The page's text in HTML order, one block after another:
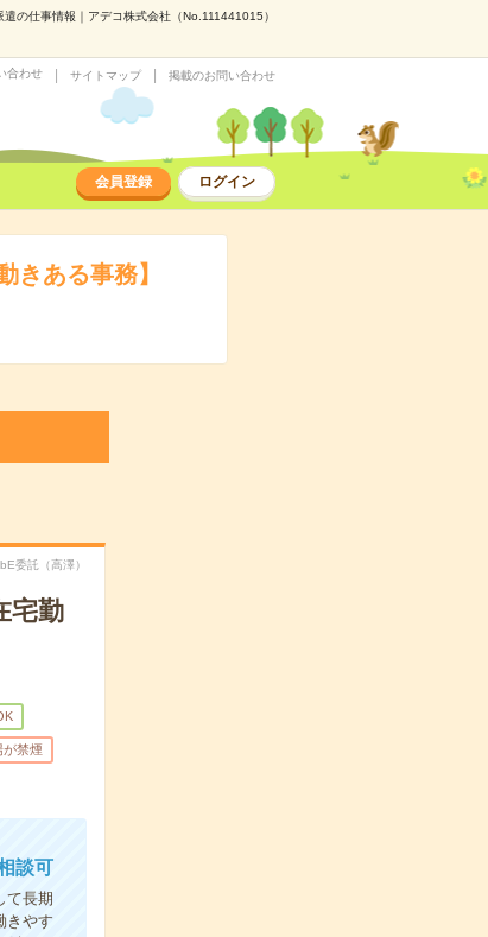
の仕事情報｜アデコ株式会社（No.111441015）
合わせ サイトマップ 掲載のお問い合わせ
会員登録 ログイン
きある事務】
委託（高澤）
宅勤
が禁煙
談可
て長期
きやす